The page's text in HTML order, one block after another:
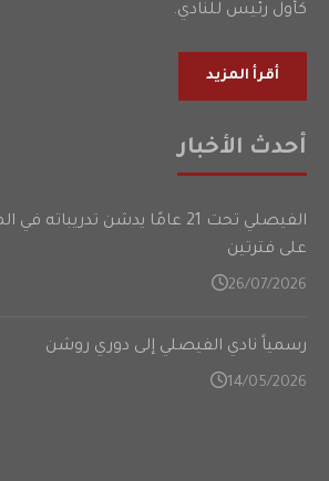
كأول رئيس للنادي.
أقرأ المزيد
أحدث الأخبار
الفيصلي تحت 21 عامًا يدشن
على فترتين
26/07/2026
رسمياً نادي الفيصلي إلى دوري روشن
14/05/2026